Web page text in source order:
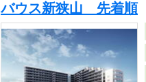
バウス新狭山 先着順